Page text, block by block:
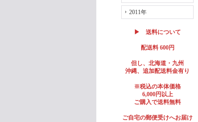
2011年
▶ 送料について
配送料 600円
但し、北海道・九州
沖縄、追加配送料金有り
※税込の本体価格
6,000円以上
ご購入で送料無料
ご自宅の郵便受けへお届け